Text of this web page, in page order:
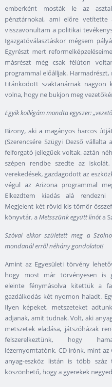
emberként mosták le az
pénztárnokai, ami előre vetítette
visszavonultam a politikai
Igazgatóválasztáskor mégsem
Egyrészt mert
másrészt még csak félúton
programmal előálljak.
titánkodott szaktanárnak nagyon
volna, hogy ne bukjon meg
Egyik kollégám mondta egyszer:
Bizony, aki a magányos harcos
(Szerencsére Szügyi Dezső
felforgató jellegűek voltak, aztán
szépen rendbe szedte az
verekedések, gazdagodott az
végül az Arizona programmal
Elkezdtem kiadás alá rendezni
Megjelent két rövid kis tömör
könyvtár, aMetsszünk együtt linóta
Szóval ekkor született meg a
mondanál erről néhány gondolatot!
Amint az Egyesületi törvény
hogy most már törvényesen is
eleinte fénymásolva kitettük a
gazdálkodás két nyomon haladt.
Ilyen képeket, metszeteket
adjanak, amit tudnak. Volt, aki
metszetek eladása, játszóházak
felszerelkeztünk, hogy
lézernyomtatónk, CD-írónk, mint az
anyag-eszköz listán is több
köszönhető, hogy a gyerekek